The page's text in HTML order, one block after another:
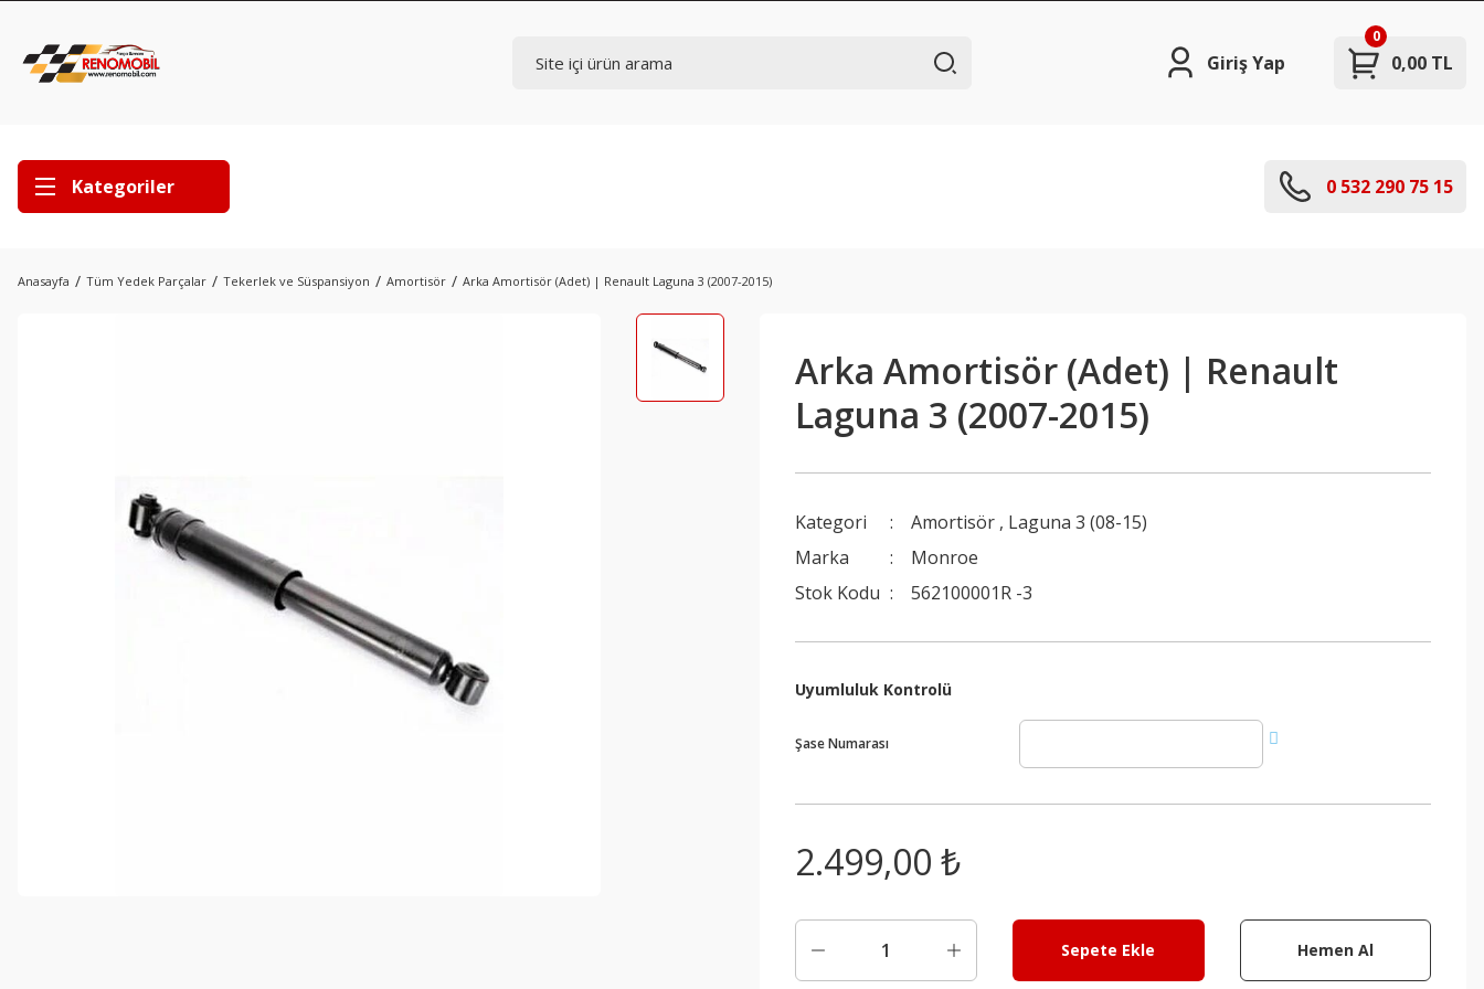
Giriş Yap 0,00 TL
0
Kategoriler 0 532 290 75 15
Anasayfa Tüm Yedek Parçalar Tekerlek ve Süspansiyon Amortisör Arka Amortisör (Adet) | Renault Laguna 3 (2007-2015)
Arka Amortisör (Adet) | Renault
Laguna 3 (2007-2015)
Kategori Amortisör , Laguna 3 (08-15)
Marka
Monroe
Stok Kodu
562100001R -3
Uyumluluk Kontrolü
Şase Numarası
2.499,00 ₺
Sepete Ekle Hemen Al